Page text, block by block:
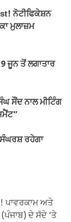
ਨੋਟੀਫਿਕੇਸ਼ਨ
ਮੁਲਾਜ਼ਮ
ਜੂਨ ਤੋਂ ਲਗਾਤਾਰ
ਸੌਂਦ ਨਾਲ ਮੀਟਿੰਗ
ਰਹੇਗਾ
ਪਾਵਰਕਾਮ ਅਤੇ
ਦੇ ਸੱਦੇ ‘ਤੇ